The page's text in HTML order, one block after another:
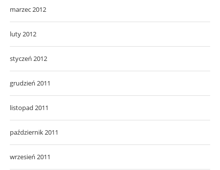
marzec 2012
luty 2012
styczeń 2012
grudzień 2011
listopad 2011
październik 2011
wrzesień 2011